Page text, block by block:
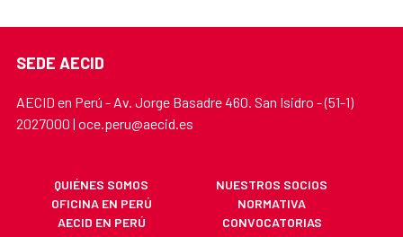
SEDE AECID
AECID en Perú - Av. Jorge Basadre 460. San Isidro - (51-1)
2027000 | oce.peru@aecid.es
QUIÉNES SOMOS
NUESTROS SOCIOS
OFICINA EN PERÚ
NORMATIVA
AECID EN PERÚ
CONVOCATORIAS